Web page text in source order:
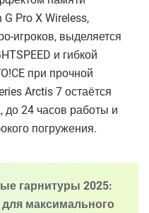
Pro X Wireless,
игроков, выделяется
и гибкой
при прочной
Arctis 7 остаётся
до 24 часов работы и
погружения.
гарнитуры 2025:
максимального